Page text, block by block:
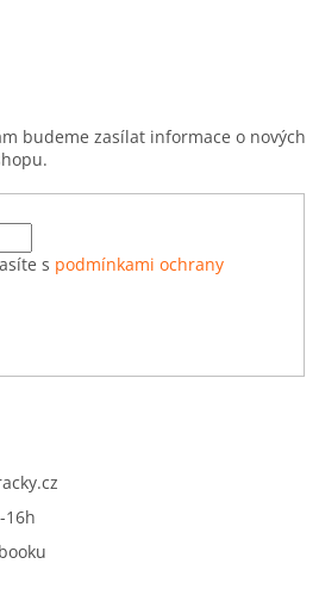
budeme zasílat informace o nových
s podmínkami ochrany
16h